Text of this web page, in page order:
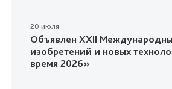
20 июля
Объявлен XXII
изобретений и новых
время 2026»